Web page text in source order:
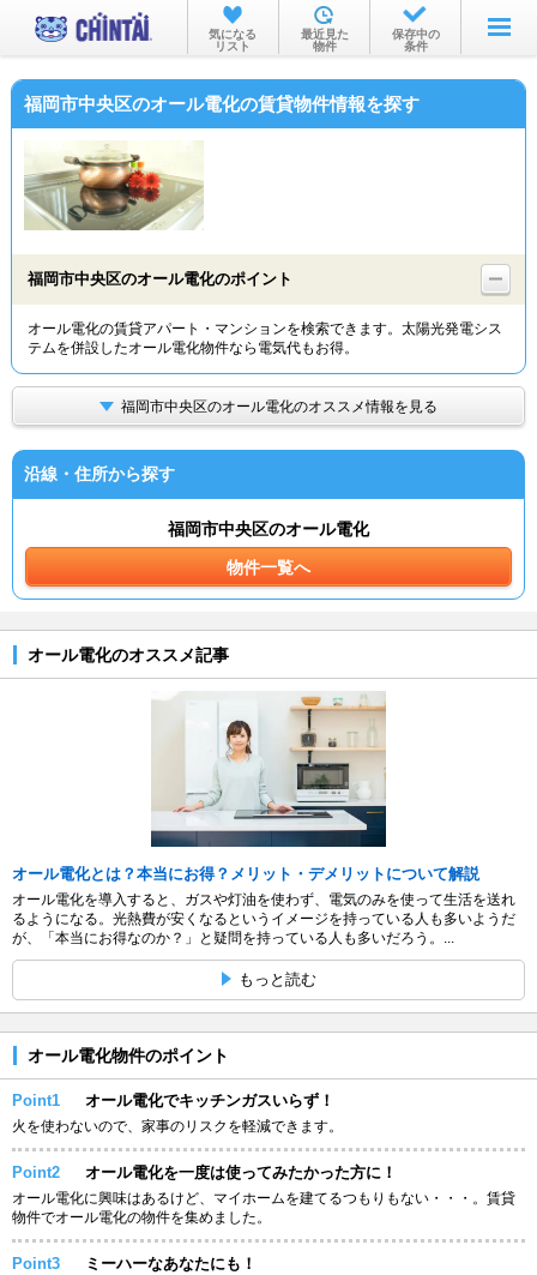
お部屋を探す
沿線・駅から
物件特集から
TOP
気になる
リスト
最近見た
物件
保存中の
条件
福岡市中央区のオール電化の賃貸物件情報を探す
福岡市中央区のオール電化のポイント
オール電化の賃貸アパート・マンションを検索できます。太陽光発電シス
テムを併設したオール電化物件なら電気代もお得。
福岡市中央区のオール電化のオススメ情報を見る
沿線・住所から探す
福岡市中央区のオール電化
物件一覧へ
オール電化のオススメ記事
オール電化とは？本当にお得？メリット・デメリットについて解説
オール電化を導入すると、ガスや灯油を使わず、電気のみを使って生活を送れ
るようになる。光熱費が安くなるというイメージを持っている人も多いようだ
が、「本当にお得なのか？」と疑問を持っている人も多いだろう。...
もっと読む
オール電化物件のポイント
Point1 オール電化でキッチンガスいらず！
火を使わないので、家事のリスクを軽減できます。
Point2 オール電化を一度は使ってみたかった方に！
オール電化に興味はあるけど、マイホームを建てるつもりもない・・・。賃貸
物件でオール電化の物件を集めました。
Point3 ミーハーなあなたにも！